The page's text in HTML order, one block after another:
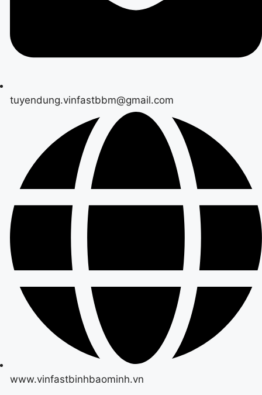
tuyendung.vinfastbbm@gmail.com
www.vinfastbinhbaominh.vn